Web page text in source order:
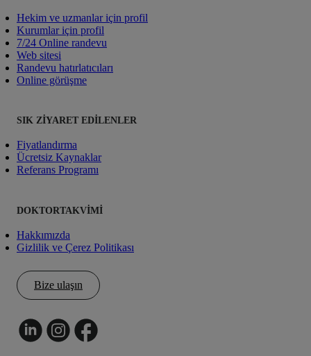
Hekim ve uzmanlar için profil
Kurumlar için profil
7/24 Online randevu
Web sitesi
Randevu hatırlatıcıları
Online görüşme
SIK ZIYARET EDILENLER
Fiyatlandırma
Ücretsiz Kaynaklar
Referans Programı
DOKTORTAKVIMI
Hakkımızda
Gizlilik ve Çerez Politikası
Bize ulaşın